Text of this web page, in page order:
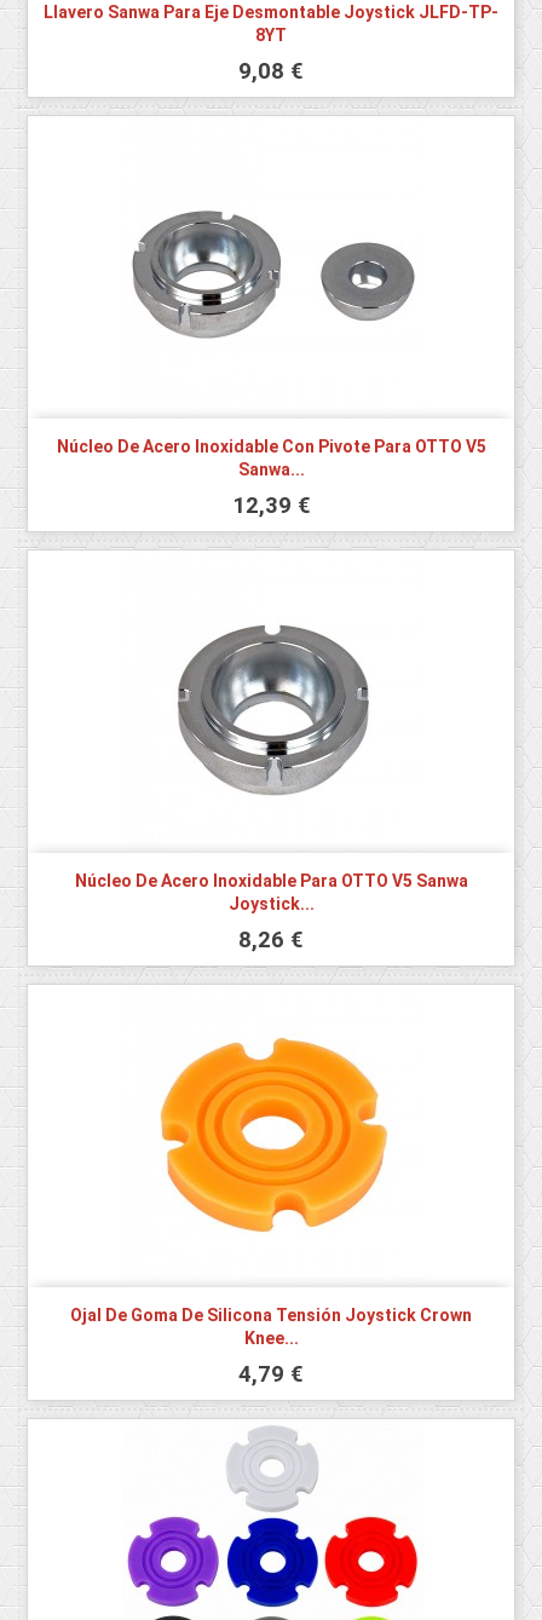
Llavero Sanwa Para Eje Desmontable Joystick JLFD-TP-
8YT
9,08 €
Núcleo De Acero Inoxidable Con Pivote Para OTTO V5
Sanwa...
12,39 €
Núcleo De Acero Inoxidable Para OTTO V5 Sanwa
Joystick...
8,26 €
Ojal De Goma De Silicona Tensión Joystick Crown
Knee...
4,79 €